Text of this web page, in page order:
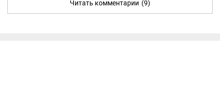
Читать комментарии (9)